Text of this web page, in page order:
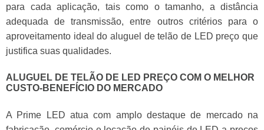
para cada aplicação, tais como o tamanho, a distância
adequada de transmissão, entre outros critérios para o
aproveitamento ideal do aluguel de telão de LED preço que
justifica suas qualidades.
ALUGUEL DE TELÃO DE LED PREÇO COM O MELHOR
CUSTO-BENEFÍCIO DO MERCADO
A Prime LED atua com amplo destaque de mercado na